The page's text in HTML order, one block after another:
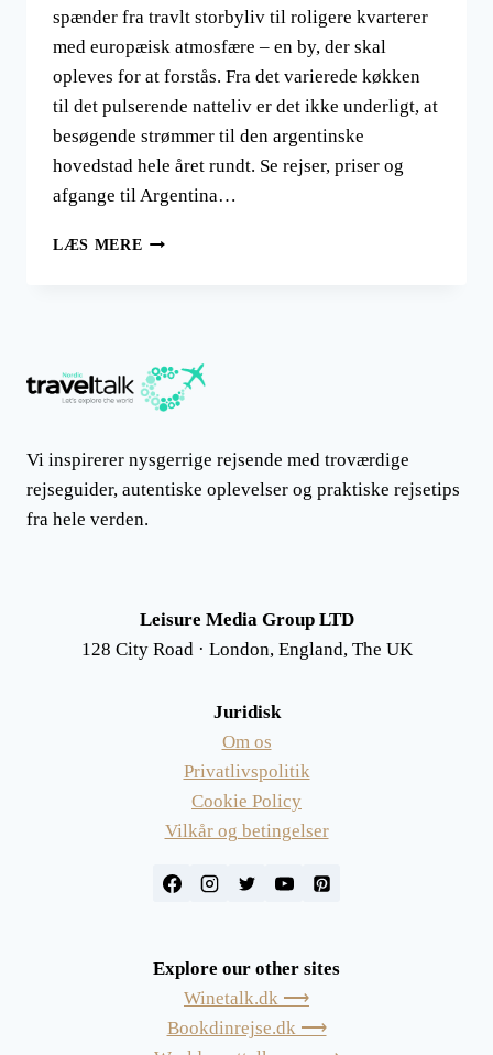
spænder fra travlt storbyliv til roligere kvarterer
med europæisk atmosfære – en by, der skal
opleves for at forstås. Fra det varierede køkken
til det pulserende natteliv er det ikke underligt, at
besøgende strømmer til den argentinske
hovedstad hele året rundt. Se rejser, priser og
afgange til Argentina…
LÆS MERE BESØG
Vi inspirerer nysgerrige rejsende med troværdige
rejseguider, autentiske oplevelser og praktiske rejsetips
fra hele verden.
Leisure Media Group LTD
128 City Road · London, England, The UK
Juridisk
Om os
Privatlivspolitik
Cookie Policy
Vilkår og betingelser
Explore our other sites
Winetalk.dk ⟶
Bookdinrejse.dk ⟶